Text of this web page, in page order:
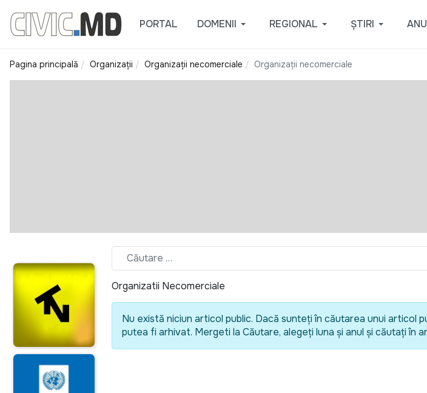
PORTAL DOMENII REGIONAL ȘTIRI
Pagina principală Organizații Organizații necomerciale Organizații necomerciale
Organizatii Necomerciale
Nu există niciun articol public. Dacă sunteți în căutarea unui articol
putea fi arhivat. Mergeti la Căutare, alegeți luna și anul și căutați în